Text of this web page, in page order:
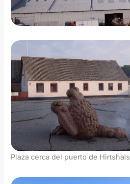
Plaza cerca del puerto de Hirtshals